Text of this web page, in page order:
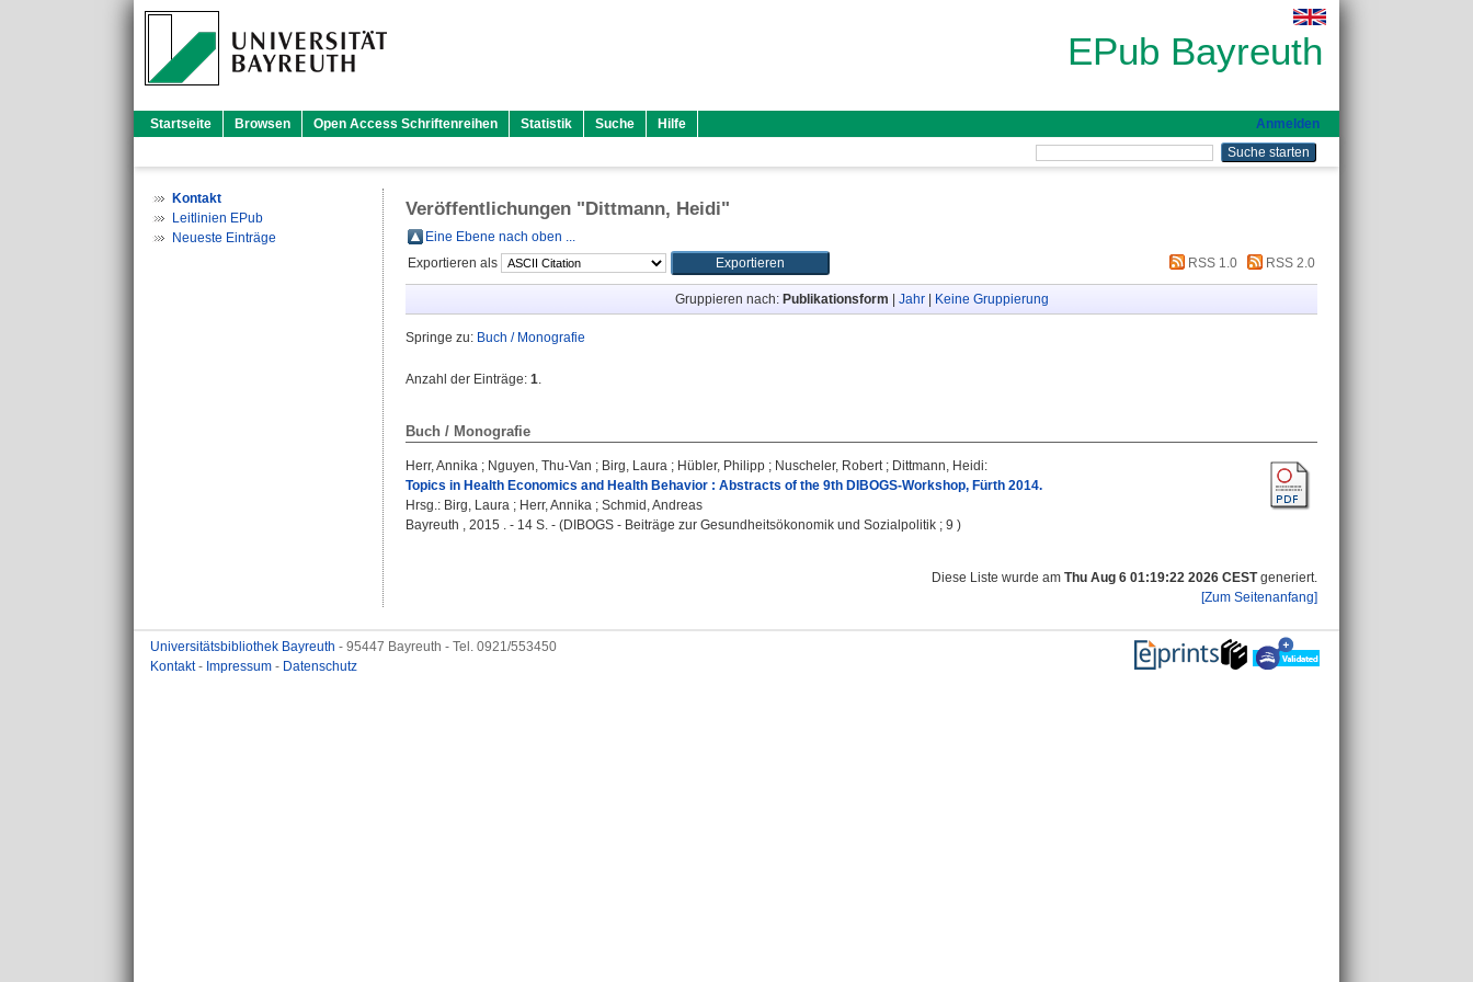
EPub Bayreuth
Startseite Browsen Open Access Schriftenreihen Statistik Suche Hilfe Anmelden
Kontakt
Leitlinien EPub
Neueste Einträge
Veröffentlichungen "Dittmann, Heidi"
Eine Ebene nach oben ...
Exportieren als
RSS 1.0 RSS 2.0
Gruppieren nach: Publikationsform Jahr| Keine Gruppierung
Springe zu: Buch / Monografie
Anzahl der Einträge: 1.
Buch / Monografie
Herr, Annika ; Nguyen, Thu-Van ; Birg, Laura ; Hübler, Philipp ; Nuscheler, Robert; Dittmann, Heidi:
Topics in Health Economics and Health Behavior : Abstracts of the 9th DIBOGS-Workshop, Fürth 2014.
Hrsg.: Birg, Laura ; Herr, Annika ; Schmid, Andreas
Bayreuth , 2015 . - 14 S. - (DIBOGS - Beiträge zur Gesundheitsökonomik und Sozialpolitik ; 9 )
Diese Liste wurde am Thu Aug 6 01:19:22 2026 CESTgeneriert.
[Zum Seitenanfang]
Universitätsbibliothek Bayreuth - 95447 Bayreuth - Tel. 0921/553450
Kontakt- Impressum - Datenschutz